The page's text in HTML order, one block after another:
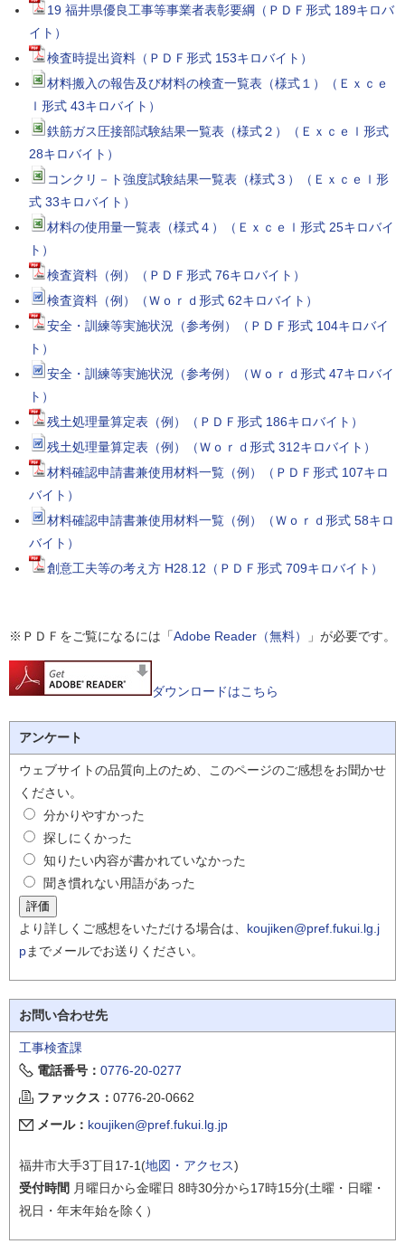
19 福井県優良工事等事業者表彰要綱（ＰＤＦ形式 189キロバ
イト）
検査時提出資料（ＰＤＦ形式 153キロバイト）
材料搬入の報告及び材料の検査一覧表（様式１）（Ｅｘｃｅ
ｌ形式 43キロバイト）
鉄筋ガス圧接部試験結果一覧表（様式２）（Ｅｘｃｅｌ形式
28キロバイト）
コンクリ－ト強度試験結果一覧表（様式３）（Ｅｘｃｅｌ形
式 33キロバイト）
材料の使用量一覧表（様式４）（Ｅｘｃｅｌ形式 25キロバイ
ト）
検査資料（例）（ＰＤＦ形式 76キロバイト）
検査資料（例）（Ｗｏｒｄ形式 62キロバイト）
安全・訓練等実施状況（参考例）（ＰＤＦ形式 104キロバイ
ト）
安全・訓練等実施状況（参考例）（Ｗｏｒｄ形式 47キロバイ
ト）
残土処理量算定表（例）（ＰＤＦ形式 186キロバイト）
残土処理量算定表（例）（Ｗｏｒｄ形式 312キロバイト）
材料確認申請書兼使用材料一覧（例）（ＰＤＦ形式 107キロ
バイト）
材料確認申請書兼使用材料一覧（例）（Ｗｏｒｄ形式 58キロ
バイト）
創意工夫等の考え方 H28.12（ＰＤＦ形式 709キロバイト）
※ＰＤＦをご覧になるには「Adobe Reader（無料） 」が必要です。
ダウンロードはこちら
アンケート
ウェブサイトの品質向上のため、このページのご感想をお聞かせ
ください。
分かりやすかった
探しにくかった
知りたい内容が書かれていなかった
聞き慣れない用語があった
より詳しくご感想をいただける場合は、 koujiken@pref.fukui.lg.j
pまでメールでお送りください。
お問い合わせ先
工事検査課
電話番号： 0776-20-0277
ファックス： 0776-20-0662
メール： koujiken@pref.fukui.lg.jp
福井市大手3丁目17-1(地図・アクセス)
受付時間 月曜日から金曜日 8時30分から17時15分(土曜・日曜・
祝日・年末年始を除く）